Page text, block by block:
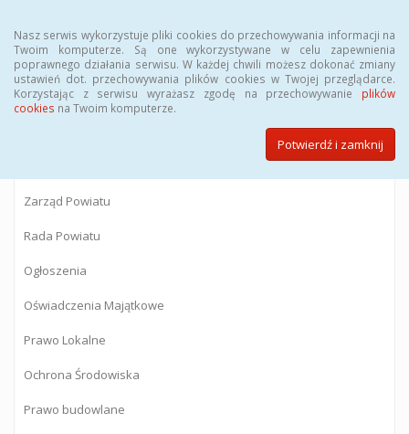
Nasz serwis wykorzystuje pliki cookies do przechowywania informacji na
Twoim komputerze. Są one wykorzystywane w celu zapewnienia
poprawnego działania serwisu. W każdej chwili możesz dokonać zmiany
ustawień dot. przechowywania plików cookies w Twojej przeglądarce.
Korzystając z serwisu wyrażasz zgodę na przechowywanie plików
cookies na Twoim komputerze.
Potwierdź i zamknij
BIULETYN INFORMACJI PUBLICZNEJ
Starostwa Powiatowego w Gostyninie
Zarząd Powiatu
Rada Powiatu
Ogłoszenia
Oświadczenia Majątkowe
Prawo Lokalne
Ochrona Środowiska
Prawo budowlane